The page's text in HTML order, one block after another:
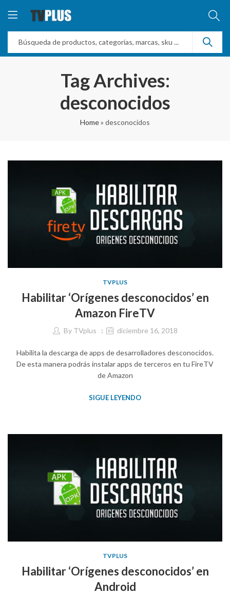
Tag Archives:
desconocidos
Home» desconocidos
TVPLUS
Habilitar ‘Orígenes desconocidos’ en
Amazon FireTV
By TVplus diciembre 16, 2018
Habilita la descarga de apps de desarrolladores desconocidos.
De esta manera podrás instalar apps de terceros en tu FireTV
de Amazon
SIGUE LEYENDO
TVPLUS
Habilitar ‘Orígenes desconocidos’ en
Android